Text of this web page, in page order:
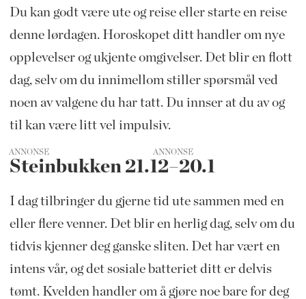
Du kan godt være ute og reise eller starte en reise
denne lørdagen. Horoskopet ditt handler om nye
opplevelser og ukjente omgivelser. Det blir en flott
dag, selv om du innimellom stiller spørsmål ved
noen av valgene du har tatt. Du innser at du av og
til kan være litt vel impulsiv.
ANNONSE
Steinbukken 21.12–20.1
I dag tilbringer du gjerne tid ute sammen med en
eller flere venner. Det blir en herlig dag, selv om du
tidvis kjenner deg ganske sliten. Det har vært en
intens vår, og det sosiale batteriet ditt er delvis
tømt. Kvelden handler om å gjøre noe bare for deg